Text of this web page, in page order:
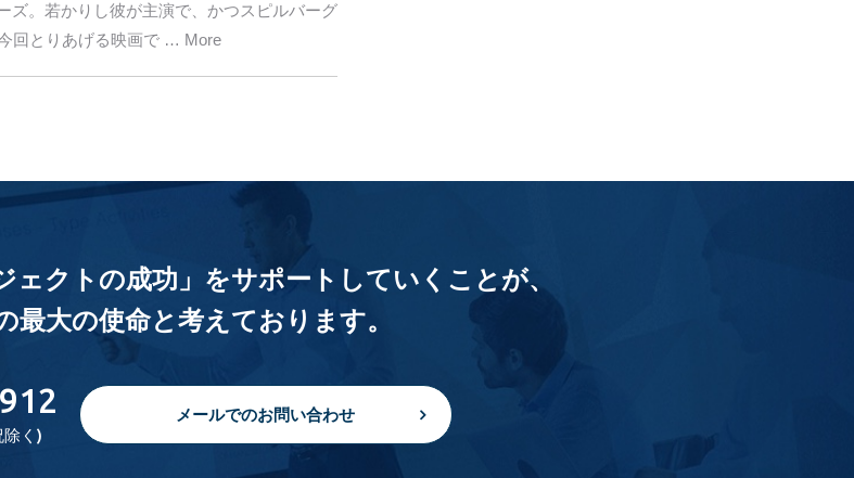
ズ。若かりし彼が主演で、かつスピルバーグ
回とりあげる映画で … More
クトの成功」をサポートしていくことが、
最大の使命と考えております。
く)
メールでのお問い合わせ